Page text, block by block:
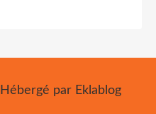
par Eklablog